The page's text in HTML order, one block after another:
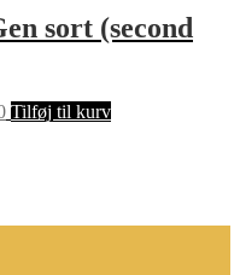
sort (second
Den
Tilføj til kurv